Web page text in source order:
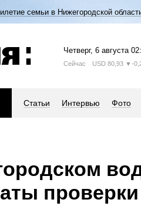
семьи в Нижегородской
Четверг, 6 августа
Сейчас USD 80,93 ▼-
Статьи Интервью Фото